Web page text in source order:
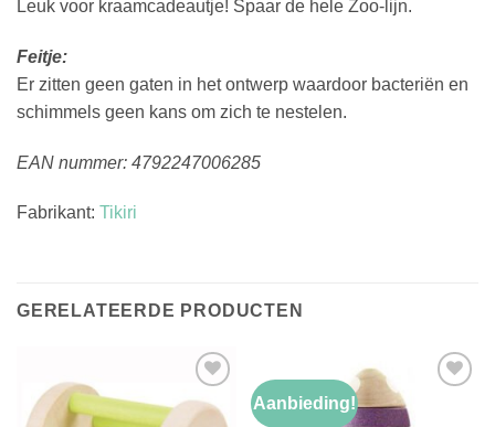
Leuk voor kraamcadeautje! Spaar de hele Zoo-lijn.
Feitje:
Er zitten geen gaten in het ontwerp waardoor bacteriën en
schimmels geen kans om zich te nestelen.
EAN nummer: 4792247006285
Fabrikant: Tikiri
GERELATEERDE PRODUCTEN
Toevoegen
aan
Aanbieding!
Toevoegen